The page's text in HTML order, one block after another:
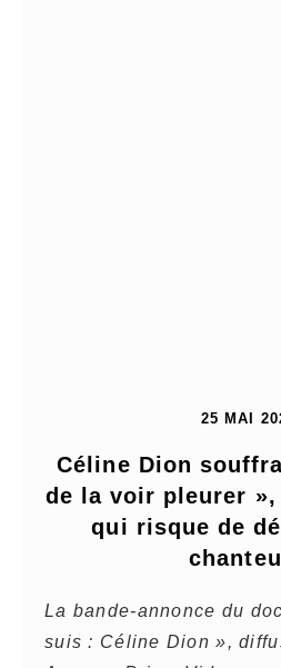
25 MAI
Céline Dion
de la voir pleurer »,
qui risque de
La bande-annonce du
suis : Céline Dion »,